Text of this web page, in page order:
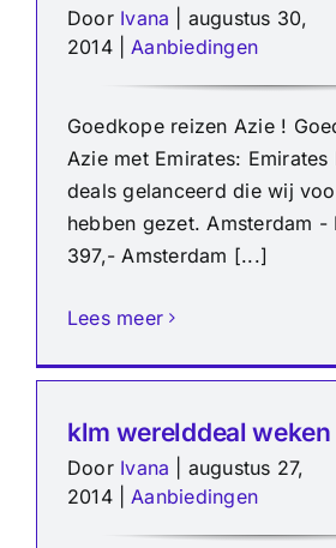
Door Ivana
augustus 30,
2014
Aanbiedingen
Goedkope reizen Azie !
Azie met Emirates: Emirates
deals gelanceerd die wij
hebben gezet. Amsterdam -
397,- Amsterdam [...]
Lees meer
klm werelddeal weken
Door Ivana
augustus 27,
2014
Aanbiedingen